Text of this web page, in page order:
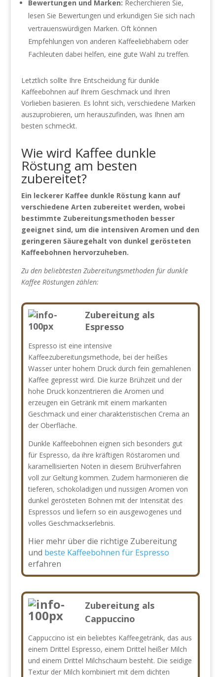
Bewertungen und Marken: Recherchieren Sie,
lesen Sie Bewertungen und erkundigen Sie sich nach
vertrauenswürdigen Marken. Oft können
Empfehlungen von anderen Kaffeeliebhabern oder
Fachleuten dabei helfen, eine gute Wahl zu treffen.
Letztlich sollte Ihre Entscheidung für dunkle
Kaffeebohnen auf Ihrem Geschmack und Ihren
Vorlieben basieren. Es lohnt sich, verschiedene Marken
auszuprobieren, um herauszufinden, was Ihnen am
besten schmeckt.
Wie wird Kaffee dunkle
Röstung am besten
zubereitet?
Ein leckerer Kaffee dunkle Röstung kann auf
verschiedene Arten zubereitet werden, wobei
bestimmte Zubereitungsmethoden besser
geeignet sind, um die intensiven Aromen und den
geringeren Säuregehalt von dunkel gerösteten
Kaffeebohnen hervorzuheben.
Zu den beliebtesten Zubereitungsmethoden für dunkle
Kaffee Röstungen zählen:
Zubereitung als
Espresso
Espresso ist eine intensive
Kaffeezubereitungsmethode, bei der heißes
Wasser unter hohem Druck durch fein gemahlenen
Kaffee gepresst wird. Die kurze Brühzeit und der
hohe Druck konzentrieren die Aromen und
erzeugen ein Getränk mit einem markanten
Geschmack und einer charakteristischen Crema an
der Oberfläche.
Dunkle Kaffeebohnen eignen sich besonders gut
für Espresso, da ihre kräftigen Röstaromen und
karamellisierten Noten in diesem Brühverfahren
voll zur Geltung kommen. Zudem harmonieren die
tieferen, schokoladigen und nussigen Aromen von
dunkel gerösteten Bohnen mit der Intensität des
Espressos und liefern so ein ausgewogenes und
volles Geschmackserlebnis.
Hier mehr über die richtige Zubereitung
und beste Kaffeebohnen für Espresso
erfahren
Zubereitung als
Cappuccino
Cappuccino ist ein beliebtes Kaffeegetränk, das aus
einem Drittel Espresso, einem Drittel heißer Milch
und einem Drittel Milchschaum besteht. Die seidige
Textur der Milch kombiniert mit dem dichten